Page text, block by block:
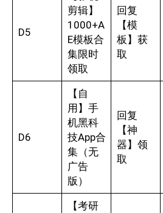
D5
剪辑】
1000+A
E模板合
集限时
领取
回复
【模
板】获
取
D6
【自
用】手
机黑科
技App合
集（无
广告
版）
回复
【神
器】领
取
【考研